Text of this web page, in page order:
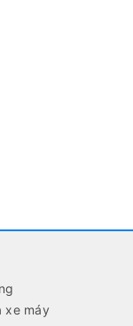
xe máy